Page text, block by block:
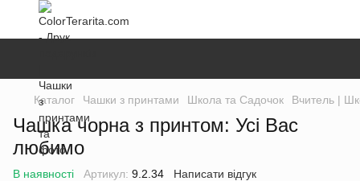
Каталог Чашки з принтами Школа та Садочок Вчитель |
Чашка чорна з принтом: Усі Вас
любимо
В наявності Артикул: 9.2.34 Написати відгук